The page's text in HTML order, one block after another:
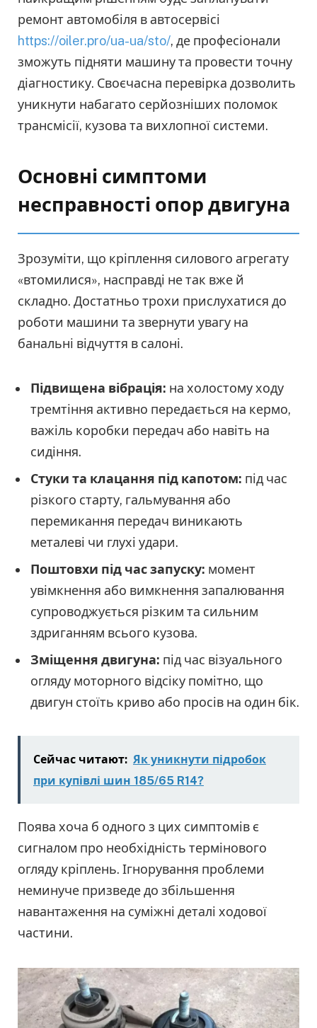
ремонт автомобіля в автосервісі
https://oiler.pro/ua-ua/sto/, де професіонали
зможуть підняти машину та провести точну
діагностику. Своєчасна перевірка дозволить
уникнути набагато серйозніших поломок
трансмісії, кузова та вихлопної системи.
Основні симптоми
несправності опор двигуна
Зрозуміти, що кріплення силового агрегату
«втомилися», насправді не так вже й
складно. Достатньо трохи прислухатися до
роботи машини та звернути увагу на
банальні відчуття в салоні.
Підвищена вібрація: на холостому ходу
тремтіння активно передається на кермо,
важіль коробки передач або навіть на
сидіння.
Стуки та клацання під капотом: під час
різкого старту, гальмування або
перемикання передач виникають
металеві чи глухі удари.
Поштовхи під час запуску: момент
увімкнення або вимкнення запалювання
супроводжується різким та сильним
здриганням всього кузова.
Зміщення двигуна: під час візуального
огляду моторного відсіку помітно, що
двигун стоїть криво або просів на один бік.
Сейчас читают: Як уникнути підробок
при купівлі шин 185/65 R14?
Поява хоча б одного з цих симптомів є
сигналом про необхідність термінового
огляду кріплень. Ігнорування проблеми
неминуче призведе до збільшення
навантаження на суміжні деталі ходової
частини.